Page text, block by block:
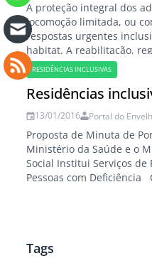
A proteção integral dos
locomoção limitada, ou
respostas urgentes
habitat. A reabilitação,
cidade, passando pela
sustentabilidade,
nas necessidades e
RESIDÊNCIAS INCLUSIVAS
Residências
13/01/2016 Portal do
Proposta de Minuta de
Ministério da Saúde e o
Social Institui Serviços de
Pessoas com Deficiência
Tags